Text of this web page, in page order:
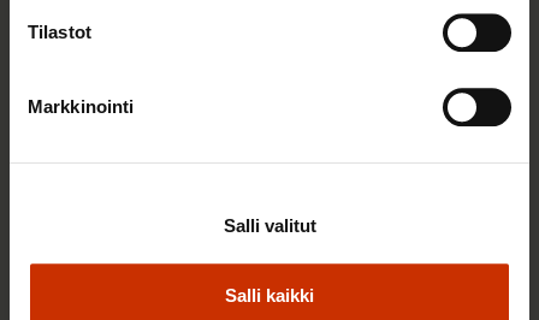
Tilastot
Markkinointi
Salli kaikki
Salli valitut
Kansainvälinen tuomioistuin vahvisti lakko-
oikeuden aseman osana ILO:n yleissopimusta –